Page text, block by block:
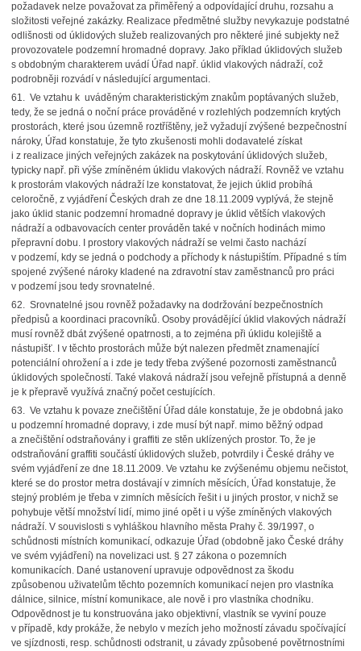
požadavek nelze považovat za přiměřený a odpovídající druhu, rozsahu a
složitosti veřejné zakázky. Realizace předmětné služby nevykazuje podstatné
odlišnosti od úklidových služeb realizovaných pro některé jiné subjekty než
provozovatele podzemní hromadné dopravy. Jako příklad úklidových služeb
s obdobným charakterem uvádí Úřad např. úklid vlakových nádraží, což
podrobněji rozvádí v následující argumentaci.
61. Ve vztahu k uváděným charakteristickým znakům poptávaných služeb,
tedy, že se jedná o noční práce prováděné v rozlehlých podzemních krytých
prostorách, které jsou územně roztříštěny, jež vyžadují zvýšené bezpečnostní
nároky, Úřad konstatuje, že tyto zkušenosti mohli dodavatelé získat
i z realizace jiných veřejných zakázek na poskytování úklidových služeb,
typicky např. při výše zmíněném úklidu vlakových nádraží. Rovněž ve vztahu
k prostorám vlakových nádraží lze konstatovat, že jejich úklid probíhá
celoročně, z vyjádření Českých drah ze dne 18.11.2009 vyplývá, že stejně
jako úklid stanic podzemní hromadné dopravy je úklid větších vlakových
nádraží a odbavovacích center prováděn také v nočních hodinách mimo
přepravní dobu. I prostory vlakových nádraží se velmi často nachází
v podzemí, kdy se jedná o podchody a příchody k nástupištím. Případné s tím
spojené zvýšené nároky kladené na zdravotní stav zaměstnanců pro práci
v podzemí jsou tedy srovnatelné.
62. Srovnatelné jsou rovněž požadavky na dodržování bezpečnostních
předpisů a koordinaci pracovníků. Osoby provádějící úklid vlakových nádraží
musí rovněž dbát zvýšené opatrnosti, a to zejména při úklidu kolejiště a
nástupišť. I v těchto prostorách může být nalezen předmět znamenající
potenciální ohrožení a i zde je tedy třeba zvýšené pozornosti zaměstnanců
úklidových společností. Také vlaková nádraží jsou veřejně přístupná a denně
je k přepravě využívá značný počet cestujících.
63. Ve vztahu k povaze znečištění Úřad dále konstatuje, že je obdobná jako
u podzemní hromadné dopravy, i zde musí být např. mimo běžný odpad
a znečištění odstraňovány i graffiti ze stěn uklízených prostor. To, že je
odstraňování graffiti součástí úklidových služeb, potvrdily i České dráhy ve
svém vyjádření ze dne 18.11.2009. Ve vztahu ke zvýšenému objemu nečistot,
které se do prostor metra dostávají v zimních měsících, Úřad konstatuje, že
stejný problém je třeba v zimních měsících řešit i u jiných prostor, v nichž se
pohybuje větší množství lidí, mimo jiné opět i u výše zmíněných vlakových
nádraží. V souvislosti s vyhláškou hlavního města Prahy č. 39/1997, o
schůdnosti místních komunikací, odkazuje Úřad (obdobně jako České dráhy
ve svém vyjádření) na novelizaci ust. § 27 zákona o pozemních
komunikacích. Dané ustanovení upravuje odpovědnost za škodu
způsobenou uživatelům těchto pozemních komunikací nejen pro vlastníka
dálnice, silnice, místní komunikace, ale nově i pro vlastníka chodníku.
Odpovědnost je tu konstruována jako objektivní, vlastník se vyviní pouze
v případě, kdy prokáže, že nebylo v mezích jeho možností závadu spočívající
ve sjízdnosti, resp. schůdnosti odstranit, u závady způsobené povětrnostními